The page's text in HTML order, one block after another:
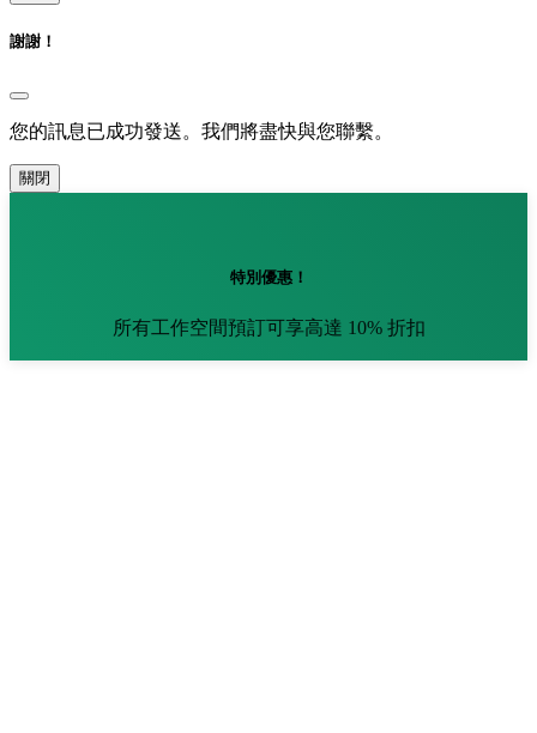
謝謝！
您的訊息已成功發送。我們將盡快與您聯繫。
關閉
特別優惠！
所有工作空間預訂可享高達 10% 折扣